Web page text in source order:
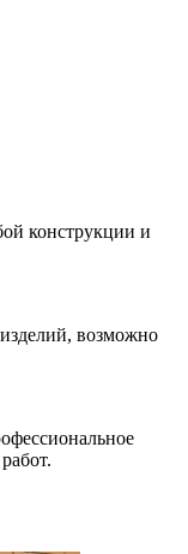
конструкции и
возможно